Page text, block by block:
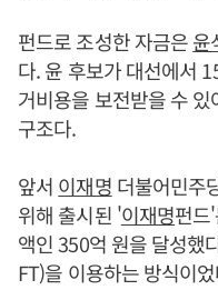
펀드로 조성한 자금은윤
다. 윤 후보가 대선에서
거비용을 보전받을 수
구조다.
앞서 이재명 더불어민주
위해 출시된 '이재명펀드
액인 350억 원을 달성했
FT)을 이용하는 방식이